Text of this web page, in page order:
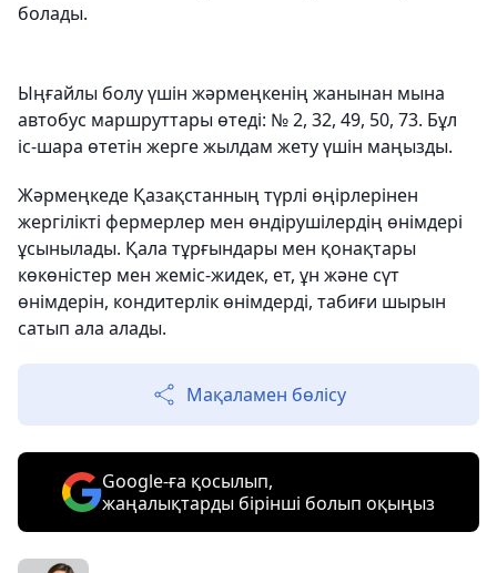
болады.
Ыңғайлы болу үшін жәрмеңкенің жанынан мына
автобус маршруттары өтеді: № 2, 32, 49, 50, 73. Бұл
іс-шара өтетін жерге жылдам жету үшін маңызды.
Жәрмеңкеде Қазақстанның түрлі өңірлерінен
жергілікті фермерлер мен өндірушілердің өнімдері
ұсынылады. Қала тұрғындары мен қонақтары
көкөністер мен жеміс-жидек, ет, ұн және сүт
өнімдерін, кондитерлік өнімдерді, табиғи шырын
сатып ала алады.
Мақаламен бөлісу
Google-ға қосылып,
жаңалықтарды бірінші болып оқыңыз